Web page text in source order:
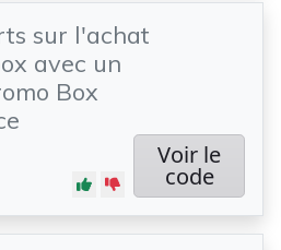
sur l'achat
avec un
Box
Voir le
code